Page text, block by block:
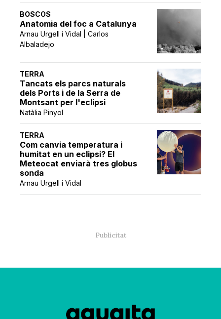
BOSCOS
Anatomia del foc a Catalunya
Arnau Urgell i Vidal | Carlos
Albaladejo
TERRA
Tancats els parcs naturals
dels Ports i de la Serra de
Montsant per l'eclipsi
Natàlia Pinyol
TERRA
Com canvia temperatura i
humitat en un eclipsi? El
Meteocat enviarà tres globus
sonda
Arnau Urgell i Vidal